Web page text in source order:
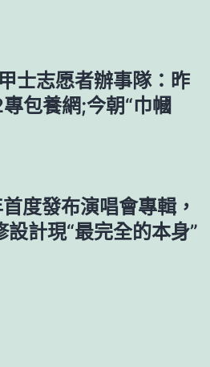
士志愿者辦事隊：昨
包養網;今朝“巾幗
度發布演唱會專輯，
計現“最完全的本身”